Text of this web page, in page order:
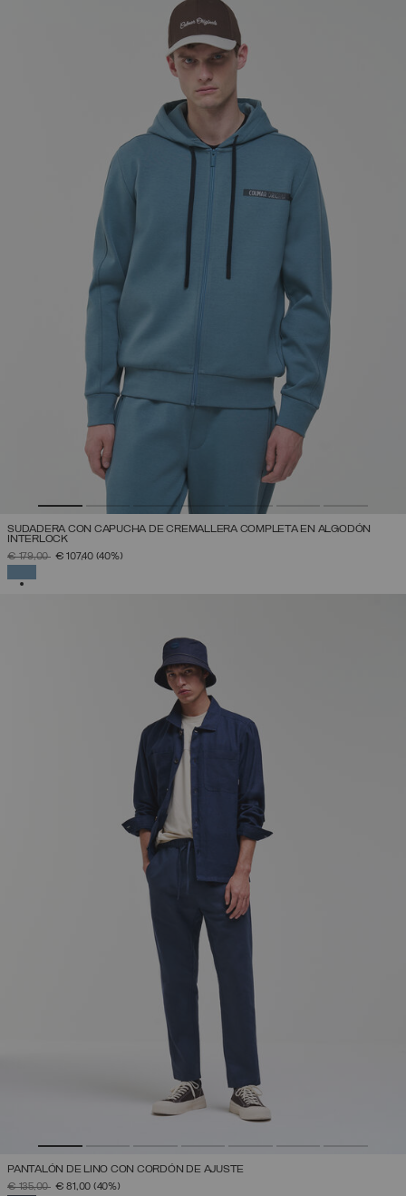
SUDADERA CON CAPUCHA DE CREMALLERA COMPLETA EN ALGODÓN
INTERLOCK
PRECIO REBAJADO DE
€ 179,00A€ 107,40 (40%)
PANTALÓN DE LINO CON CORDÓN DE AJUSTE
PRECIO REBAJADO DE
€ 135,00A€ 81,00 (40%)